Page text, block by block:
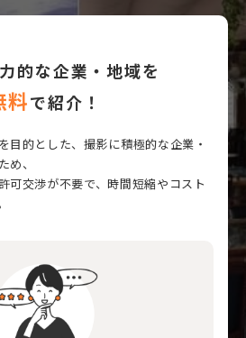
的な企業・地域を
料で紹介！
目的とした、撮影に積極的な企業・
、
可交渉が不要で、時間短縮やコスト